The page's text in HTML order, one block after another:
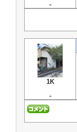
-
1K
-